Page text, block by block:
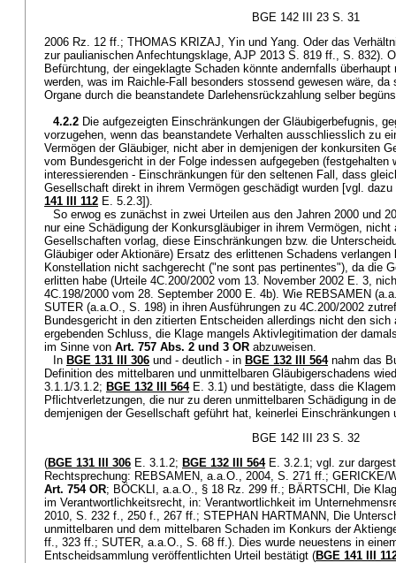
BGE 142 III 23 S. 31
2006 Rz. 12 ff.; THOMAS KRIZAJ, Yin und Yang. Oder das
zur paulianischen Anfechtungsklage, AJP 2013 S. 819 ff., S. 832).
Befürchtung, der eingeklagte Schaden könnte andernfalls
werden, was im Raichle-Fall besonders stossend gewesen wäre, da
Organe durch die beanstandete Darlehensrückzahlung selber
4.2.2 Die aufgezeigten Einschränkungen der Gläubigerbefugnis,
vorzugehen, wenn das beanstandete Verhalten ausschliesslich zu
Vermögen der Gläubiger, nicht aber in demjenigen der konkursiten
vom Bundesgericht in der Folge indessen aufgegeben (festgehalten
interessierenden - Einschränkungen für den seltenen Fall, dass
Gesellschaft direkt in ihrem Vermögen geschädigt wurden [vgl. dazu
141 III 112 E. 5.2.3]).
So erwog es zunächst in zwei Urteilen aus den Jahren 2000 und
nur eine Schädigung der Konkursgläubiger in ihrem Vermögen, nicht
Gesellschaften vorlag, diese Einschränkungen bzw. die
Gläubiger oder Aktionäre) Ersatz des erlittenen Schadens
Konstellation nicht sachgerecht ("ne sont pas pertinentes"), da die
erlitten habe (Urteile 4C.200/2002 vom 13. November 2002 E. 3,
4C.198/2000 vom 28. September 2000 E. 4b). Wie REBSAMEN
SUTER (a.a.O., S. 198) in ihren Ausführungen zu 4C.200/2002
Bundesgericht in den zitierten Entscheiden allerdings nicht den
ergebenden Schluss, die Klage mangels Aktivlegitimation der
im Sinne von Art. 757 Abs. 2 und 3 OR abzuweisen.
In BGE 131 III 306 und - deutlich - in BGE 132 III 564nahm das
Definition des mittelbaren und unmittelbaren Gläubigerschadens
3.1.1/3.1.2; BGE 132 III 564E. 3.1) und bestätigte, dass die
Pflichtverletzungen, die nur zu deren unmittelbaren Schädigung in
demjenigen der Gesellschaft geführt hat, keinerlei Einschränkungen
BGE 142 III 23 S. 32
(BGE 131 III 306 E. 3.1.2; BGE 132 III 564E. 3.2.1; vgl. zur
Rechtsprechung: REBSAMEN, a.a.O., 2004, S. 271 ff.; GERICKE/
Art. 754 OR; BÖCKLI, a.a.O., § 18 Rz. 299 ff.; BÄRTSCHI, Die
im Verantwortlichkeitsrecht, in: Verantwortlichkeit im
2010, S. 232 f., 250 f., 267 ff.; STEPHAN HARTMANN, Die
unmittelbaren und dem mittelbaren Schaden im Konkurs der
ff., 323 ff.; SUTER, a.a.O., S. 68 ff.). Dies wurde neuestens in
Entscheidsammlung veröffentlichten Urteil bestätigt (BGE 141 III